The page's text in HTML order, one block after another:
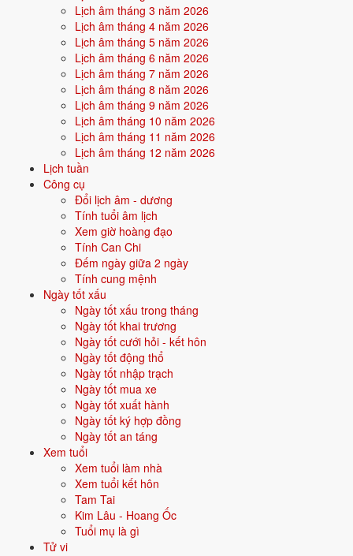
Lịch âm tháng 3 năm 2026
Lịch âm tháng 4 năm 2026
Lịch âm tháng 5 năm 2026
Lịch âm tháng 6 năm 2026
Lịch âm tháng 7 năm 2026
Lịch âm tháng 8 năm 2026
Lịch âm tháng 9 năm 2026
Lịch âm tháng 10 năm 2026
Lịch âm tháng 11 năm 2026
Lịch âm tháng 12 năm 2026
Lịch tuần
Công cụ
Đổi lịch âm - dương
Tính tuổi âm lịch
Xem giờ hoàng đạo
Tính Can Chi
Đếm ngày giữa 2 ngày
Tính cung mệnh
Ngày tốt xấu
Ngày tốt xấu trong tháng
Ngày tốt khai trương
Ngày tốt cưới hỏi - kết hôn
Ngày tốt động thổ
Ngày tốt nhập trạch
Ngày tốt mua xe
Ngày tốt xuất hành
Ngày tốt ký hợp đồng
Ngày tốt an táng
Xem tuổi
Xem tuổi làm nhà
Xem tuổi kết hôn
Tam Tai
Kim Lâu - Hoang Ốc
Tuổi mụ là gì
Tử vi
Bối cảnh vận khí khi sinh năm 1993
Người sinh năm1993rơi vào Vận 7 - Thất Xích Kim
trong chu kỳ Tam Nguyên Cửu Vận. Mệnh Kim sinh trong Vận 7 Thất
Xích Kim (Kim) - đồng hành cộng hưởng, vận khí khi sinh thuận theo
bản mệnh, tiềm năng phát huy mạnh trong thời đại của tài chính, giao
Tính chất vận:Tài chính, giao thương - Vận mở cửa kinh tế - thị
trường, doanh nhân, dotcom.
Quan hệ mệnh × vận:
Vận năm 2026 Bính Ngọ cho người sinh năm 1993
(Bính Ngọ), người tuổi
thuộc nhómTrưởng thành. Quan hệ với Thái Tuế năm xem:
hoà với Thái Tuế.
Năm tương đối ổn định - không có biến động lớn về vận khí.
Năm 2026 người sinh năm 1993 nên tập trung gì?
33 (Trưởng thành), người sinh năm 1993 nên ưu tiên các
Tình duyên - kết hôn
Mua nhà - mua xe
Đặt tên cho người sinh năm 1993 mệnh Kim
Khi đặt tên cho người sinh năm
bộ chữ Hán thuộc hành bản mệnh hoặc hành tương sinh; tránh bộ chữ